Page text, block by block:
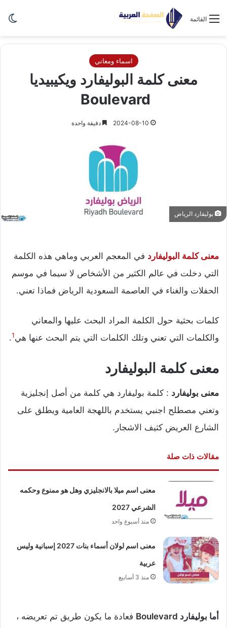
القائمة
اسماء ومعاني
معنى كلمة البوليفارد ويكيبيديا
Boulevard
2024-08-10 دقيقة واحدة
بوليفارد الرياض
معنى كلمة البوليفارد في المعجم العربي وماهي هذه الكلمة
التي دخلت في عالم الكثير من الأشخاص لا سيما في موسم
الحفلات والغناء في العاصمة السعودية الرياض فماذا تعني.
كلمات بحثية حول الكلمة المراد البحث عليها والمعاني
والكلمات التي تعني وتلك الكلمات التي يتم البحث عنها هي1
.
معنى كلمة البوليفارد
معنى بوليفارد : كلمة بوليفارد هي كلمة من أصل إنجليزية
وتعني مصطلح اجنبي يستخدم باللهجة العامية ويطلق على
الشارع العريض كثيف الاشجار.
مقالات ذات صلة
معنى اسم ميلا بالانجليزي وهل هو ممنوع وحكمه
الشرعي 2027
منذ أسبوع واحد
معنى اسم لولان أسماء بنات 2027 إسبانية وليس
عربية
منذ 3 أسابيع
أما بوليفارد Boulevard
فعادة ما يكون طريق تم تعريضه ،